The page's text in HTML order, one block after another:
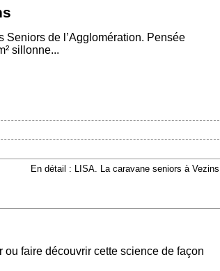
Seniors de l’Agglomération. Pensée
sillonne...
En détail : LISA. La caravane seniors à Vezins
faire découvrir cette science de façon